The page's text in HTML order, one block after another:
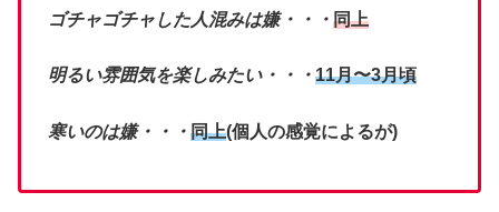
ゴチャゴチャした人混みは嫌・・・ 同上
明るい雰囲気を楽しみたい・・・ 11月〜3月頃
寒いのは嫌・・・ 同上(個人の感覚によるが)